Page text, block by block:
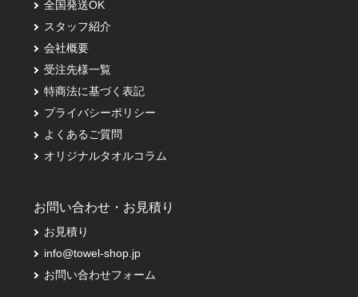
全国発送OK
スタッフ紹介
会社概要
受注先様一覧
特商法に基づく表記
プライバシーポリシー
よくあるご質問
オリジナルタオルコラム
お問い合わせ・お見積り
お見積り
info@towel-shop.jp
お問い合わせフォーム